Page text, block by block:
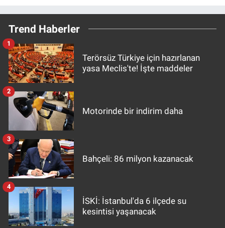
Trend Haberler
Terörsüz Türkiye için hazırlanan
yasa Meclis'te! İşte maddeler
1
Motorinde bir indirim daha
2
Bahçeli: 86 milyon kazanacak
3
İSKİ: İstanbul'da 6 ilçede su
kesintisi yaşanacak
4